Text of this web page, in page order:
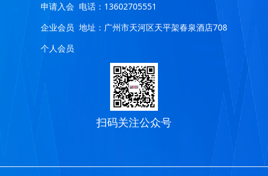
申请入会
企业会员
个人会员
电话：13602705551
地址：广州市天河区天平架春泉酒店708
扫码关注公众号